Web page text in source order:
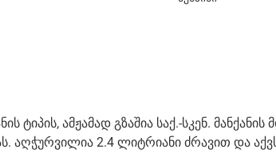
ამჟამად გზაშია საქ.-სკენ.
აღჭურვილია 2.4 ლიტრიანი ძრავით და